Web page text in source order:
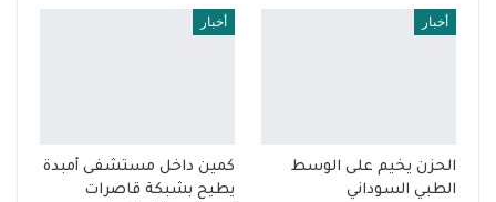
أخبار
الحزن يخيم على الوسط
الطبي السوداني
أخبار
كمين داخل مستشفى أمبدة
يطيح بشبكة قاصرات